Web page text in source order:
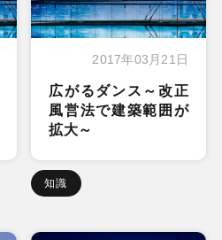
2017年03月21日
広がるダンス～改正
風営法で建築範囲が
拡大～
知識